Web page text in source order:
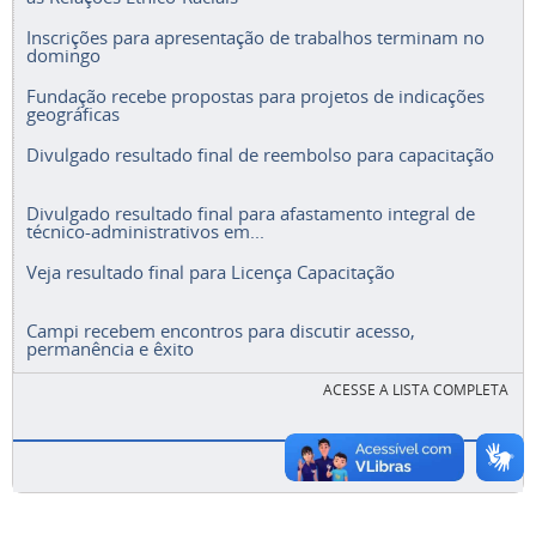
Inscrições para apresentação de trabalhos terminam no
domingo
Fundação recebe propostas para projetos de indicações
geográficas
Divulgado resultado final de reembolso para capacitação
Divulgado resultado final para afastamento integral de
técnico-administrativos em...
Veja resultado final para Licença Capacitação
Campi recebem encontros para discutir acesso,
permanência e êxito
ACESSE A LISTA COMPLETA